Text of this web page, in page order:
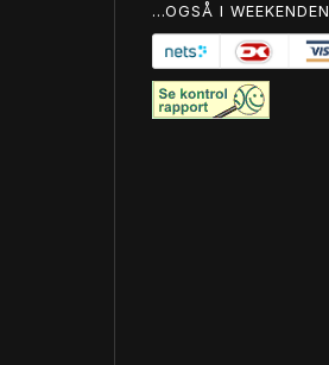
...OGSÅ I WEEKENDEN